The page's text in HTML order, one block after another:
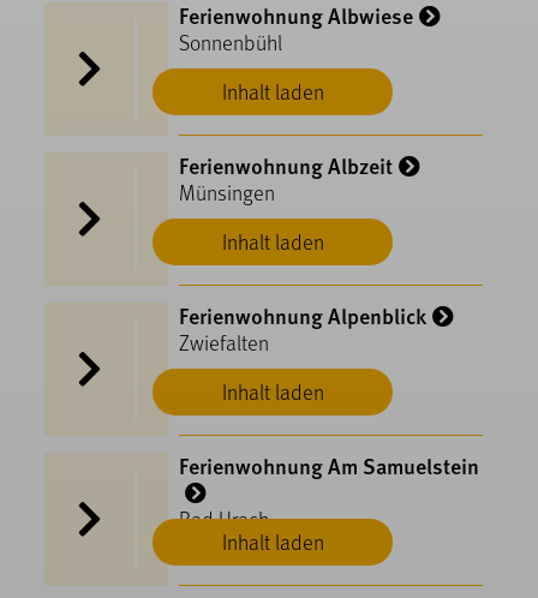
Inhalt laden
Ferienwohnung Albwiese
Sonnenbühl
Inhalt laden
Ferienwohnung Albzeit
Münsingen
Inhalt laden
Ferienwohnung Alpenblick
Zwiefalten
Inhalt laden
Ferienwohnung Am Samuelstein
Bad Urach